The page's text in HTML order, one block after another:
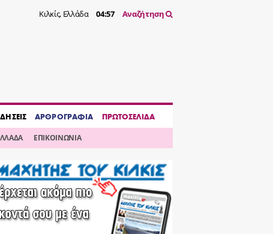
Κιλκίς, Ελλάδα 04:57 Αναζήτηση
ΑΡΘΡΟΓΡΑΦΙΑ ΠΡΩΤΟΣΕΛΙΔΑ
ΕΠΙΚΟΙΝΩΝΙΑ